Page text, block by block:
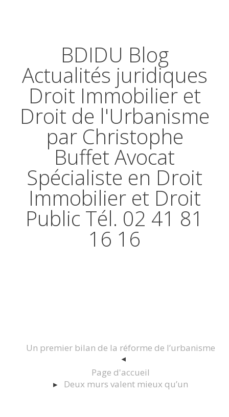
BDIDU Blog
Actualités juridiques
Droit Immobilier et
Droit de l'Urbanisme
par Christophe
Buffet Avocat
Spécialiste en Droit
Immobilier et Droit
Public Tél. 02 41 81
16 16
Un premier bilan de la réforme de l’urbanisme
Page d'accueil
Deux murs valent mieux qu’un